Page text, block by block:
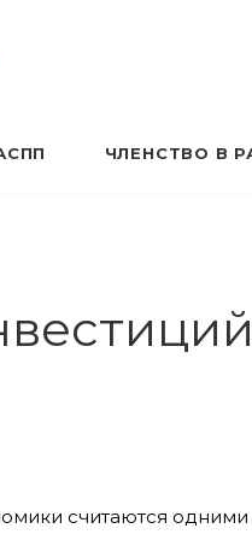
ЧЛЕНСТВО В
считаются одними